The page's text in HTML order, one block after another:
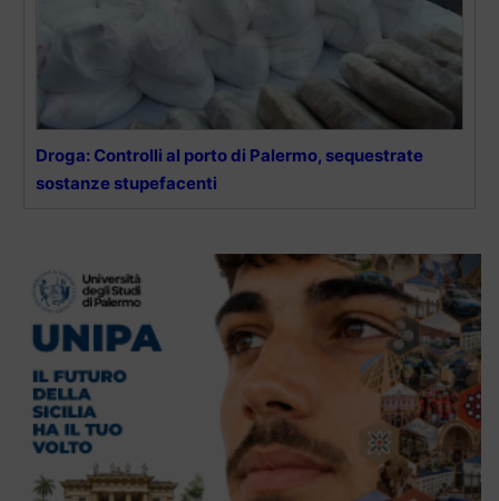
Droga: Controlli al porto di Palermo, sequestrate
sostanze stupefacenti